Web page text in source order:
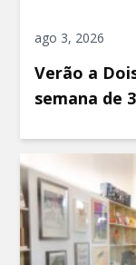
ago 3, 2026
Verão a
semana de